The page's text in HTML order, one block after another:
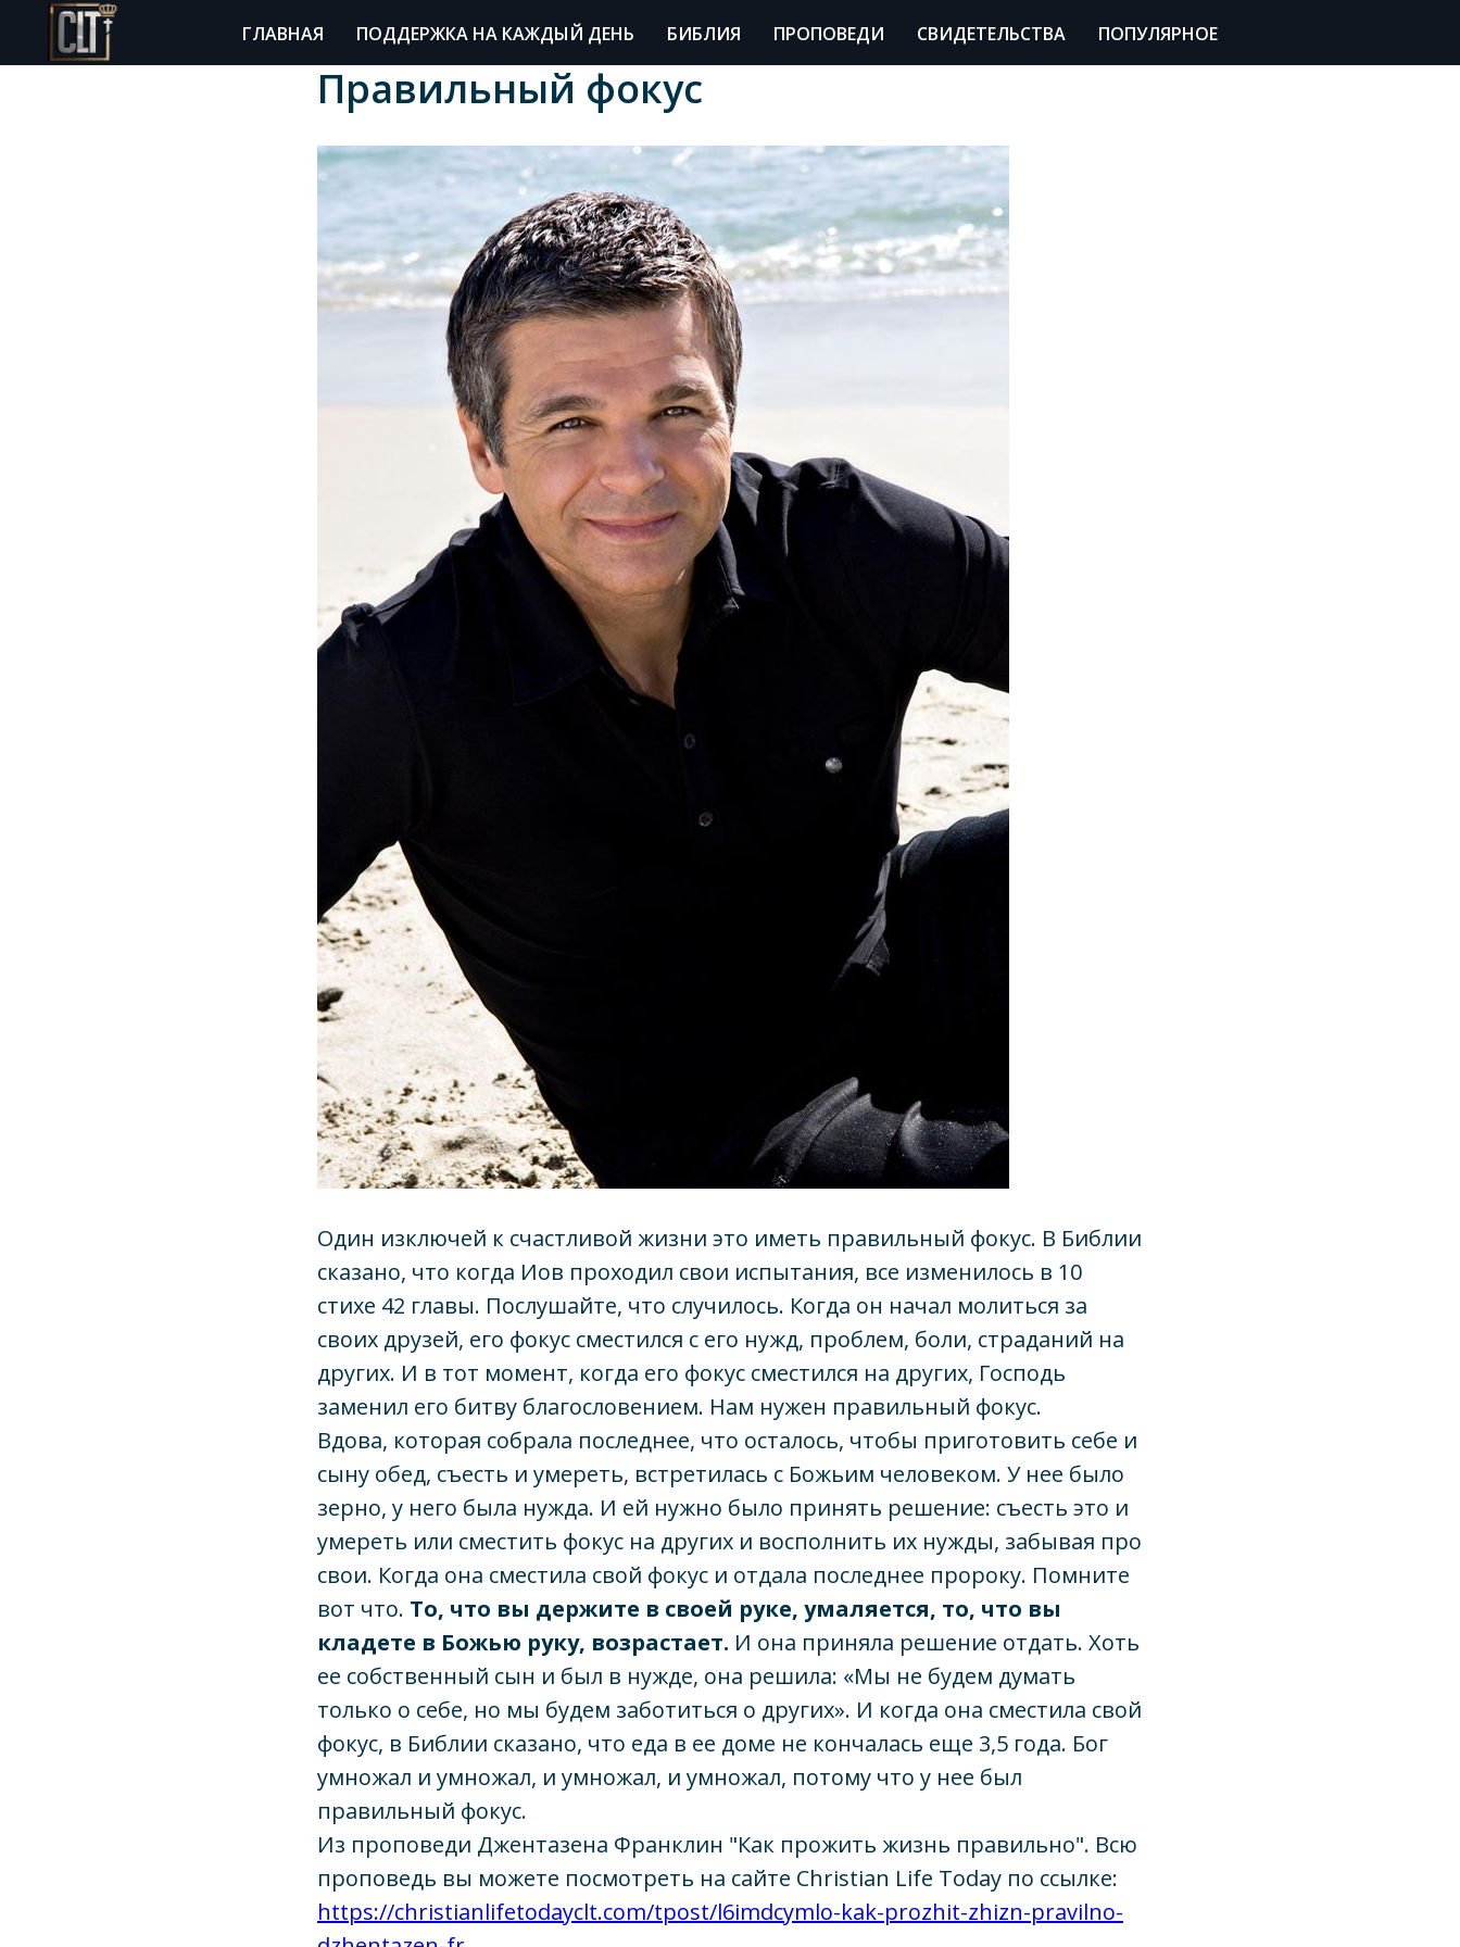
ГЛАВНАЯ ПОДДЕРЖКА НА КАЖДЫЙ ДЕНЬ БИБЛИЯ ПРОПОВЕДИ СВИДЕТЕЛЬСТВА ПОПУЛЯРНОЕ
Правильный фокус
Один изключей к счастливой жизни это иметь правильный фокус. В Библии
сказано, что когда Иов проходил свои испытания, все изменилось в 10
стихе 42 главы. Послушайте, что случилось. Когда он начал молиться за
своих друзей, его фокус сместился с его нужд, проблем, боли, страданий на
других. И в тот момент, когда его фокус сместился на других, Господь
заменил его битву благословением. Нам нужен правильный фокус.
Вдова, которая собрала последнее, что осталось, чтобы приготовить себе и
сыну обед, съесть и умереть, встретилась с Божьим человеком. У нее было
зерно, у него была нужда. И ей нужно было принять решение: съесть это и
умереть или сместить фокус на других и восполнить их нужды, забывая про
свои. Когда она сместила свой фокус и отдала последнее пророку. Помните
вот что. То, что вы держите в своей руке, умаляется, то, что вы
кладете в Божью руку, возрастает. И она приняла решение отдать. Хоть
ее собственный сын и был в нужде, она решила: «Мы не будем думать
только о себе, но мы будем заботиться о других». И когда она сместила свой
фокус, в Библии сказано, что еда в ее доме не кончалась еще 3,5 года. Бог
умножал и умножал, и умножал, и умножал, потому что у нее был
правильный фокус.
Из проповеди Джентазена Франклин "Как прожить жизнь правильно". Всю
проповедь вы можете посмотреть на сайте Christian Life Today по ссылке:
https://christianlifetodayclt.com/tpost/l6imdcymlo-kak-prozhit-zhizn-pravilno-